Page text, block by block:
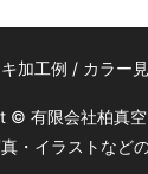
キ加工例 / カラー
© 有限会社柏真
・イラストなど